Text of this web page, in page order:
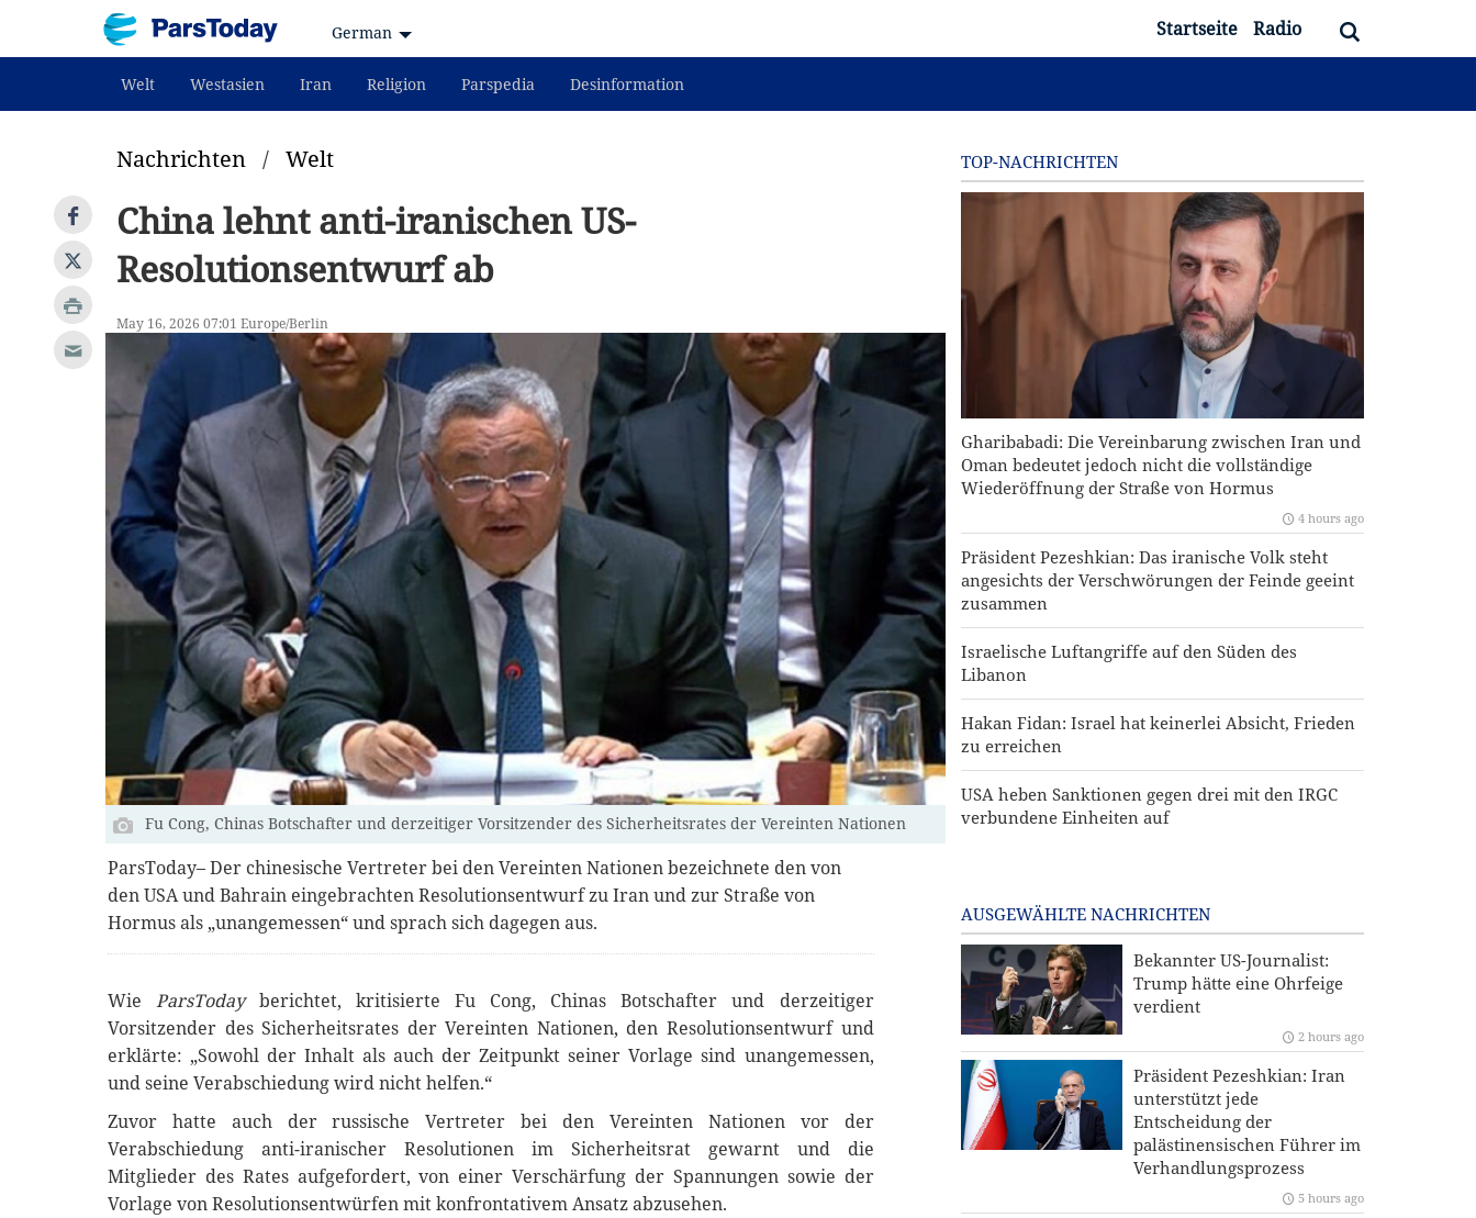
German Startseite Radio
Welt Westasien Iran Religion Parspedia Desinformation
Nachrichten / Welt
China lehnt anti-iranischen US-
Resolutionsentwurf ab
May 16, 2026 07:01 Europe/Berlin
Fu Cong, Chinas Botschafter und derzeitiger Vorsitzender des Sicherheitsrates der Vereinten Nationen
ParsToday– Der chinesische Vertreter bei den Vereinten Nationen bezeichnete den von
den USA und Bahrain eingebrachten Resolutionsentwurf zu Iran und zur Straße von
Hormus als „unangemessen“ und sprach sich dagegen aus.
WieParsTodayberichtet, kritisierte Fu Cong, Chinas Botschafter und derzeitiger
Vorsitzender des Sicherheitsrates der Vereinten Nationen, den Resolutionsentwurf und
erklärte: „Sowohl der Inhalt als auch der Zeitpunkt seiner Vorlage sind unangemessen,
und seine Verabschiedung wird nicht helfen.“
Zuvor hatte auch der russische Vertreter bei den Vereinten Nationen vor der
Verabschiedung anti-iranischer Resolutionen im Sicherheitsrat gewarnt und die
Mitglieder des Rates aufgefordert, von einer Verschärfung der Spannungen sowie der
Vorlage von Resolutionsentwürfen mit konfrontativem Ansatz abzusehen.
TOP-NACHRICHTEN
Gharibabadi: Die Vereinbarung zwischen Iran und
Oman bedeutet jedoch nicht die vollständige
Wiederöffnung der Straße von Hormus
4 hours ago
Präsident Pezeshkian: Das iranische Volk steht
angesichts der Verschwörungen der Feinde geeint
zusammen
Israelische Luftangriffe auf den Süden des
Libanon
Hakan Fidan: Israel hat keinerlei Absicht, Frieden
zu erreichen
USA heben Sanktionen gegen drei mit den IRGC
verbundene Einheiten auf
AUSGEWÄHLTE NACHRICHTEN
Bekannter US-Journalist:
Trump hätte eine Ohrfeige
verdient
2 hours ago
Präsident Pezeshkian: Iran
unterstützt jede
Entscheidung der
palästinensischen Führer im
Verhandlungsprozess
5 hours ago